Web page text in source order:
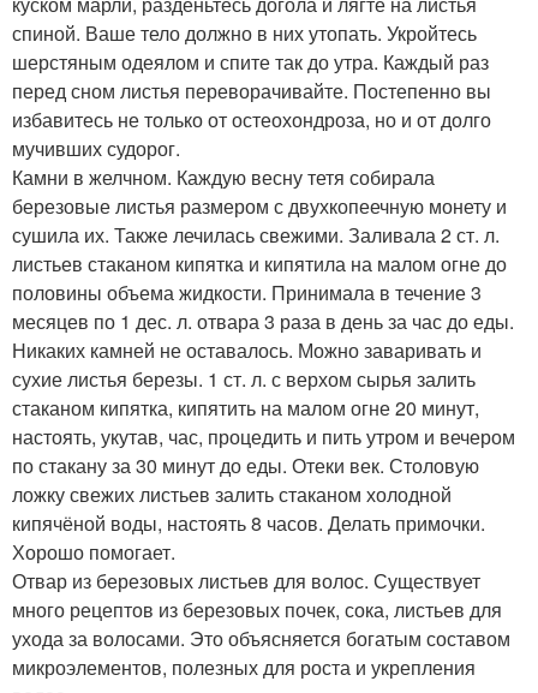
спиной. Ваше тело должно в них утопать. Укройтесь
шерстяным одеялом и спите так до утра. Каждый раз
перед сном листья переворачивайте. Постепенно вы
избавитесь не только от остеохондроза, но и от долго
мучивших судорог.
Камни в желчном. Каждую весну тетя собирала
березовые листья размером с двухкопеечную монету и
сушила их. Также лечилась свежими. Заливала 2 ст. л.
листьев стаканом кипятка и кипятила на малом огне до
половины объема жидкости. Принимала в течение 3
месяцев по 1 дес. л. отвара 3 раза в день за час до еды.
Никаких камней не оставалось. Можно заваривать и
сухие листья березы. 1 ст. л. с верхом сырья залить
стаканом кипятка, кипятить на малом огне 20 минут,
настоять, укутав, час, процедить и пить утром и вечером
по стакану за 30 минут до еды. Отеки век. Столовую
ложку свежих листьев залить стаканом холодной
кипячёной воды, настоять 8 часов. Делать примочки.
Хорошо помогает.
Отвар из березовых листьев для волос. Существует
много рецептов из березовых почек, сока, листьев для
ухода за волосами. Это объясняется богатым составом
микроэлементов, полезных для роста и укрепления